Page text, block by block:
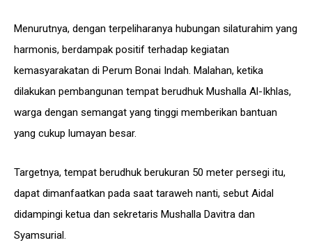
Menurutnya, dengan terpeliharanya hubungan silaturahim yang
harmonis, berdampak positif terhadap kegiatan
kemasyarakatan di Perum Bonai Indah. Malahan, ketika
dilakukan pembangunan tempat berudhuk Mushalla Al-Ikhlas,
warga dengan semangat yang tinggi memberikan bantuan
yang cukup lumayan besar.
Targetnya, tempat berudhuk berukuran 50 meter persegi itu,
dapat dimanfaatkan pada saat taraweh nanti, sebut Aidal
didampingi ketua dan sekretaris Mushalla Davitra dan
Syamsurial.